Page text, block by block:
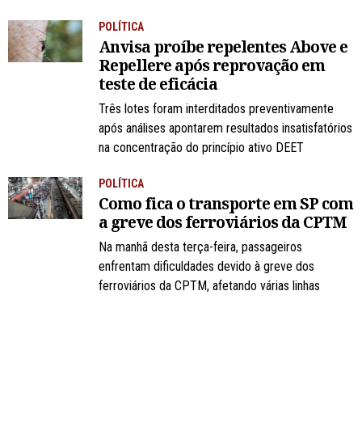
POLÍTICA
Anvisa proíbe repelentes Above e
Repellere após reprovação em
teste de eficácia
Três lotes foram interditados preventivamente
após análises apontarem resultados insatisfatórios
na concentração do princípio ativo DEET
POLÍTICA
Como fica o transporte em SP com
a greve dos ferroviários da CPTM
Na manhã desta terça-feira, passageiros
enfrentam dificuldades devido à greve dos
ferroviários da CPTM, afetando várias linhas